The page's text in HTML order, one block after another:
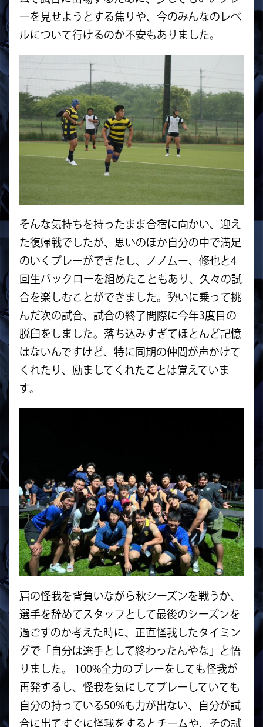
ーを見せようとする焦りや、今のみんなのレベ
ルについて行けるのか不安もありました。
そんな気持ちを持ったまま合宿に向かい、迎え
た復帰戦でしたが、思いのほか自分の中で満足
のいくプレーができたし、ノノムー、修也と4
回生バックローを組めたこともあり、久々の試
合を楽しむことができました。勢いに乗って挑
んだ次の試合、試合の終了間際に今年3度目の
脱臼をしました。落ち込みすぎてほとんど記憶
はないんですけど、特に同期の仲間が声かけて
くれたり、励ましてくれたことは覚えていま
す。
肩の怪我を背負いながら秋シーズンを戦うか、
選手を辞めてスタッフとして最後のシーズンを
過ごすのか考えた時に、正直怪我したタイミン
グで「自分は選手として終わったんやな」と悟
りました。 100%全力のプレーをしても怪我が
再発するし、怪我を気にしてプレーしていても
自分の持っている50%も力が出ない、自分が試
合に出てすぐに怪我をするとチームや、その試